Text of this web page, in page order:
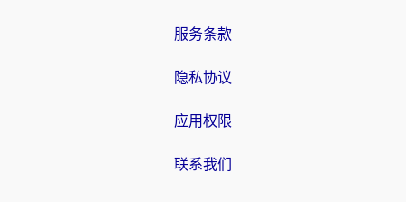
服务条款
隐私协议
应用权限
联系我们